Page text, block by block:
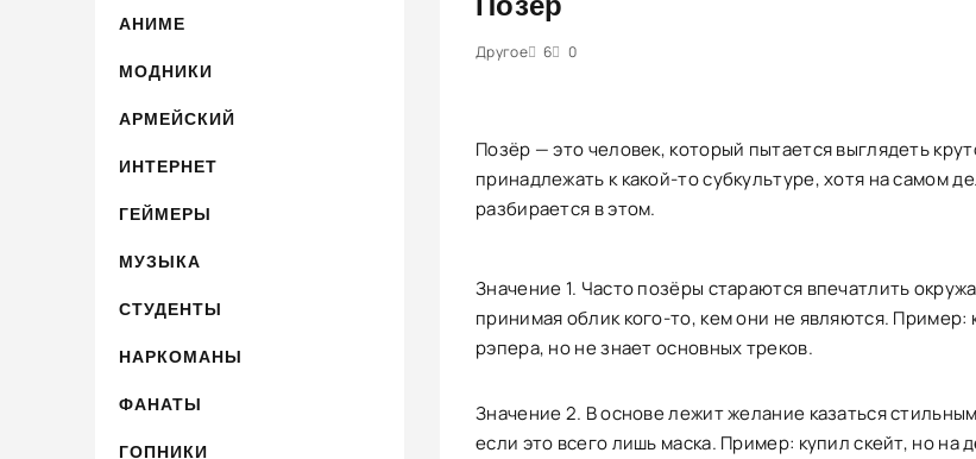
АНИМЕ
МОДНИКИ
АРМЕЙСКИЙ
ИНТЕРНЕТ
ГЕЙМЕРЫ
МУЗЫКА
СТУДЕНТЫ
НАРКОМАНЫ
ФАНАТЫ
ГОПНИКИ
Другое 6 0
2 3 4 5
Позёр — это человек, который пытается выглядеть
принадлежать к какой-то субкультуре, хотя на самом
разбирается в этом.
Значение 1. Часто позёры стараются впечатлить
принимая облик кого-то, кем они не являются. Пример:
рэпера, но не знает основных треков.
Значение 2. В основе лежит желание казаться
если это всего лишь маска. Пример: купил скейт, но на